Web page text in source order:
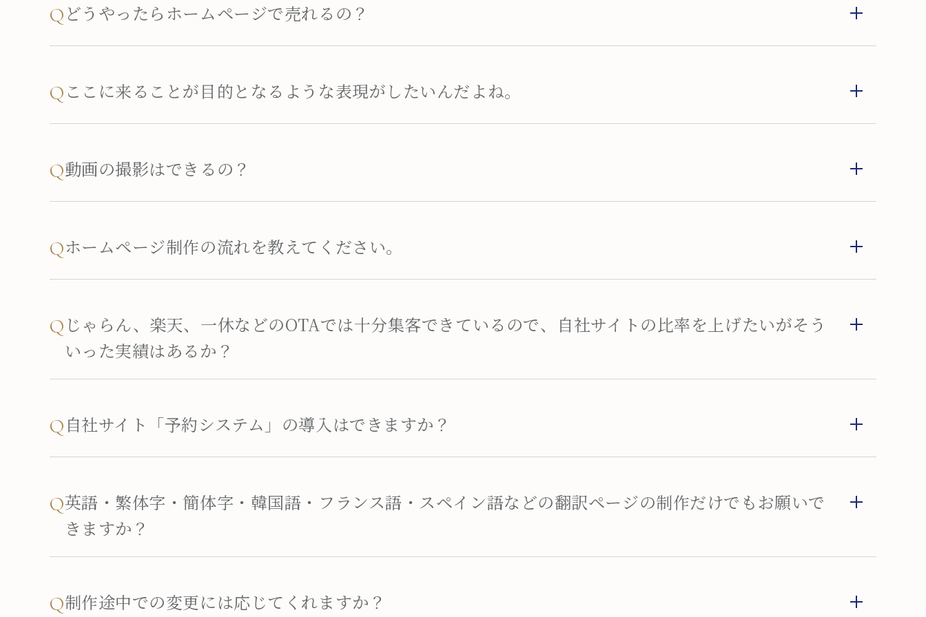
Q どうやったらホームページで売れるの？
Q ここに来ることが目的となるような表現がしたいんだよね。
Q動画の撮影はできるの？
Qホームページ制作の流れを教えてください。
Q じゃらん、楽天、一休などのOTAでは十分集客できているので、自社サイトの比率を上げたいがそう
いった実績はあるか？
Q 自社サイト「予約システム」の導入はできますか？
Q英語・繁体字・簡体字・韓国語・フランス語・スペイン語などの翻訳ページの制作だけでもお願いで
きますか？
Q制作途中での変更には応じてくれますか？